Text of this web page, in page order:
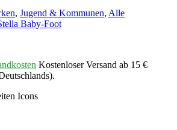
, Jugend & Kommunen, Alle
Baby-Foot
Kostenloser Versand ab 15 €